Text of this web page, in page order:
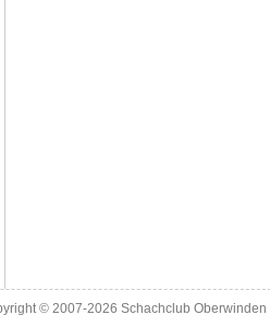
© 2007-2026Schachclub Oberwinden